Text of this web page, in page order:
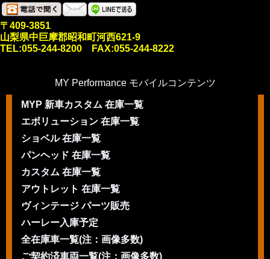
〒409-3851
山梨県中巨摩郡昭和町河西621-9
TEL:055-244-8200 FAX:055-244-8222
MY Performance モバイルコンテンツ
MYP 新車カスタム 在庫一覧
エボリューション 在庫一覧
ショベル 在庫一覧
パンヘッド 在庫一覧
カスタム 在庫一覧
アウトレット 在庫一覧
ヴィンテージ パーツ販売
ハーレー入庫予定
全在庫車一覧(注：画像多数)
ご契約済車両一覧(注：画像多数)